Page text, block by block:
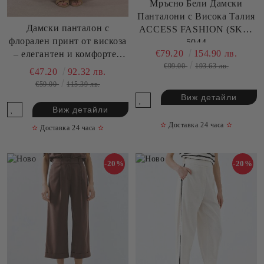
Дамски панталон с
флорален принт от вискоза
– елегантен и комфортен
MOLLY BRACKEN (SKU)
LA1864EE
€47.20 92.32 лв.
€59.00 115.39 лв.
Виж детайли
✫ Доставка 24 часа ✫
Мръсно Бели Дамски
Панталони с Висока Талия
ACCESS FASHION (SKU)
5044
€79.20 154.90 лв.
€99.00 193.63 лв.
Виж детайли
✫ Доставка 24 часа ✫
-20% -20%